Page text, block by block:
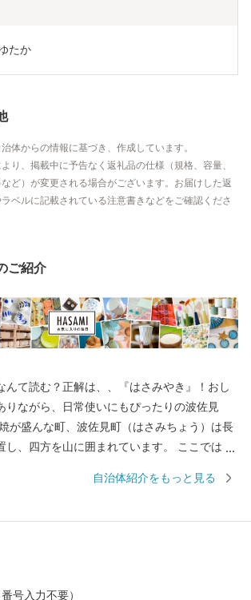
たか
体からの情報に基づき、作成しています。
り、掲載中に予告なく返礼品の仕様（規格、容量、
ど）が変更される場合がございます。お届けした返
ベルに記載されている注意書きなどをご確認くださ
ご紹介
んて読む？正解は、、『はさみやき』！おし
りながら、日常使いにもぴったりの波佐見
が盛んな町、波佐見町（はさみちょう）は長
し、四方を山に囲まれています。 ここでは、
米やお茶、アスパラガスなどの農畜産業が行
わんか碗」が全国に出荷され、当時貴重品で
自治体紹介をもっと見る
号入力不要）